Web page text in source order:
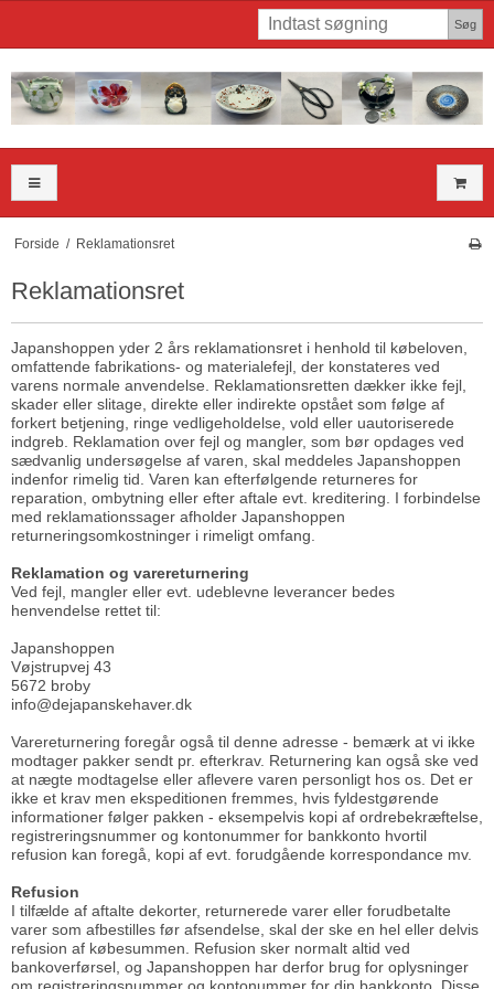
Søg
Forside / Reklamationsret
Reklamationsret
Japanshoppen yder 2 års reklamationsret i henhold til købeloven,
omfattende fabrikations- og materialefejl, der konstateres ved
varens normale anvendelse. Reklamationsretten dækker ikke fejl,
skader eller slitage, direkte eller indirekte opstået som følge af
forkert betjening, ringe vedligeholdelse, vold eller uautoriserede
indgreb. Reklamation over fejl og mangler, som bør opdages ved
sædvanlig undersøgelse af varen, skal meddeles Japanshoppen
indenfor rimelig tid. Varen kan efterfølgende returneres for
reparation, ombytning eller efter aftale evt. kreditering. I forbindelse
med reklamationssager afholder Japanshoppen
returneringsomkostninger i rimeligt omfang.
Reklamation og varereturnering
Ved fejl, mangler eller evt. udeblevne leverancer bedes
henvendelse rettet til:
Japanshoppen
Vøjstrupvej 43
5672 broby
info@dejapanskehaver.dk
Varereturnering foregår også til denne adresse - bemærk at vi ikke
modtager pakker sendt pr. efterkrav. Returnering kan også ske ved
at nægte modtagelse eller aflevere varen personligt hos os. Det er
ikke et krav men ekspeditionen fremmes, hvis fyldestgørende
informationer følger pakken - eksempelvis kopi af ordrebekræftelse,
registreringsnummer og kontonummer for bankkonto hvortil
refusion kan foregå, kopi af evt. forudgående korrespondance mv.
Refusion
I tilfælde af aftalte dekorter, returnerede varer eller forudbetalte
varer som afbestilles før afsendelse, skal der ske en hel eller delvis
refusion af købesummen. Refusion sker normalt altid ved
bankoverførsel, og Japanshoppen har derfor brug for oplysninger
om registreringsnummer og kontonummer for din bankkonto. Disse